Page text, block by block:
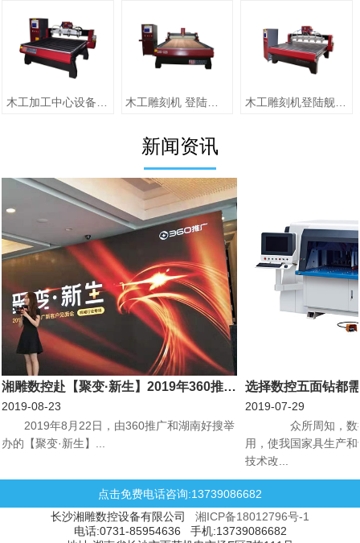
木工雕刻机登陆舰系列 ZMD-1618A
新闻资讯
湘雕数控赴【聚变·新生】2019年360推广新客户见面会机械行业专场会议
2019-08-23
​2019年8月22日，由360推广和湖南好搜举
办的【聚变·新生】...
选择数控五面钻都
2019-07-29
众所周知，数
用，使我国家具生产
技术改...
点击免费电话咨询:13739086682
长沙湘雕数控设备有限公司 湘ICP备18012796号-1
电话:0731-85954636 手机:13739086682